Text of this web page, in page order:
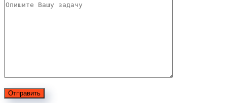
Отправить